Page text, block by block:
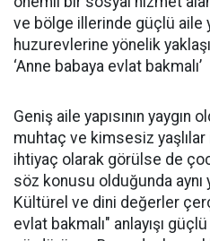
ve bölge illerinde güçlü aile
huzurevlerine yönelik
‘Anne babaya evlat bakmalı’
Geniş aile yapısının yaygın
muhtaç ve kimsesiz
ihtiyaç olarak görülse de
söz konusu olduğunda aynı
Kültürel ve dini değerler
evlat bakmalı" anlayışı güçlü